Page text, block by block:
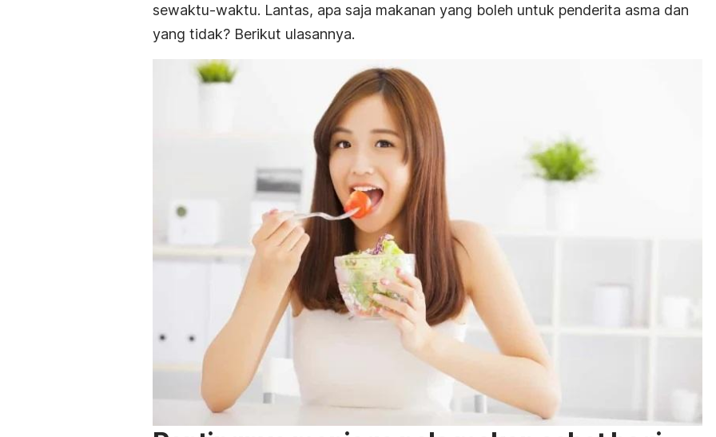
sewaktu-waktu. Lantas, apa saja makanan yang boleh untuk penderita asma dan
yang tidak? Berikut ulasannya.